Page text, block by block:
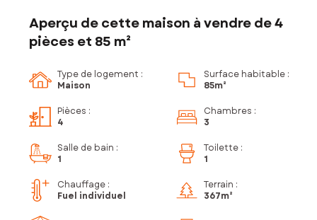
Aperçu de cette maison à vendre de 4
pièces et 85 m²
Type de logement :
Maison
Surface habitable :
85m²
Pièces :
4
Chambres :
3
Salle de bain :
1
Toilette :
1
Chauffage :
Fuel individuel
Terrain :
367m²